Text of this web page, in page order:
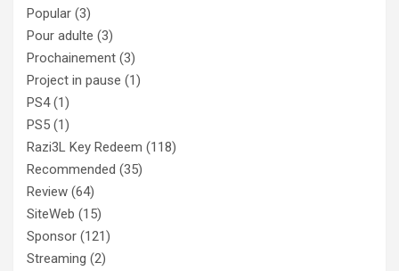
Popular (3)
Pour adulte (3)
Prochainement (3)
Project in pause (1)
PS4(1)
PS5 (1)
Razi3L Key Redeem (118)
Recommended (35)
Review (64)
SiteWeb (15)
Sponsor (121)
Streaming (2)